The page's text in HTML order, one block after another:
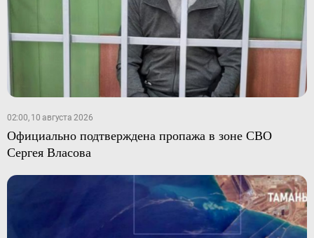
02:00, 10 августа 2026
Официально подтверждена пропажа в зоне СВО
Сергея Власова